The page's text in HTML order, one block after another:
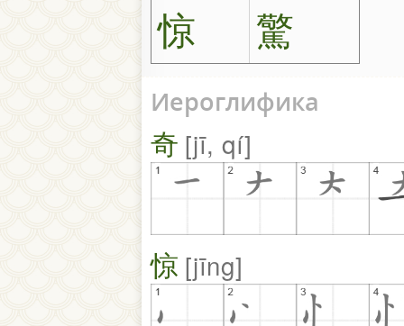
惊 驚
Иероглифика
奇 jī, qí
惊 jīng